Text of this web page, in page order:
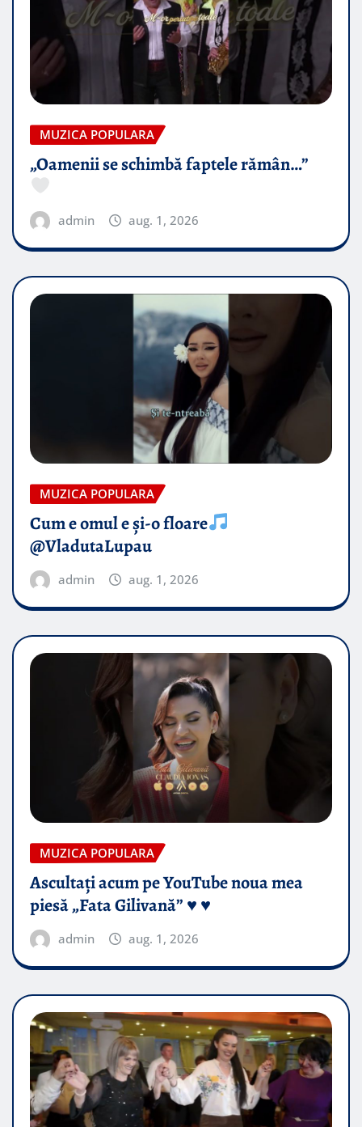
MUZICA POPULARA
„Oamenii se schimbă faptele rămân…”
admin aug. 1, 2026
MUZICA POPULARA
Cum e omul e și-o floare
@VladutaLupau
admin aug. 1, 2026
MUZICA POPULARA
Ascultați acum pe YouTube noua mea
piesă „Fata Gilivană” ♥️ ♥️
admin aug. 1, 2026